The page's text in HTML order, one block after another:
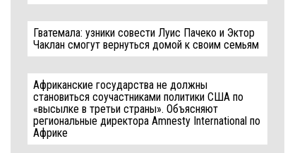
Гватемала: узники совести Луис Пачеко и Эктор
Чаклан смогут вернуться домой к своим семьям
Африканские государства не должны
становиться соучастниками политики США по
«высылке в третьи страны». Объясняют
региональные директора Amnesty International по
Африке